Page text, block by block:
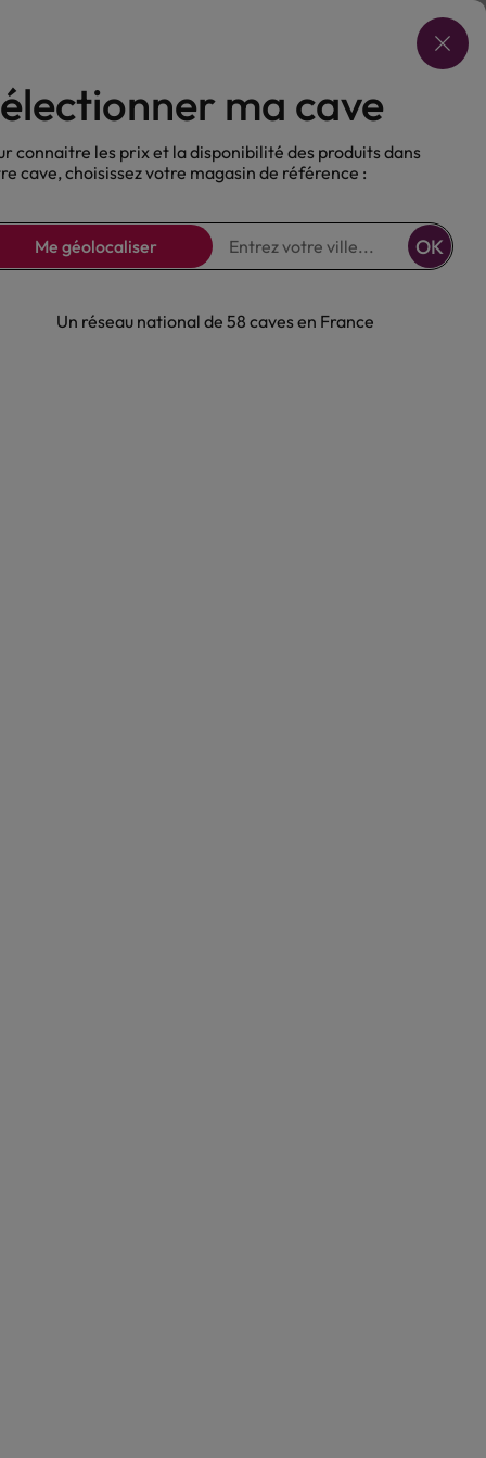
Choisir ma cave
Nos Bières Sans alcool
Mets-Vins
ma cave
connaitre les prix et la disponibilité des produits dans
cave, choisissez votre magasin de référence :
Me géolocaliser OK
Un réseau national de 58 caves en France